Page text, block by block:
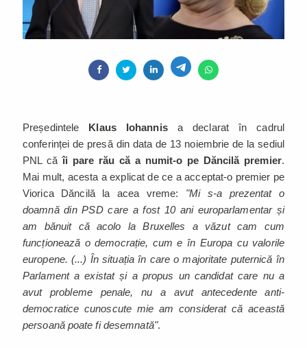
Președintele Klaus Iohannisa declarat în cadrul
conferinței de presă din data de 13 noiembrie de la sediul
PNL că îi pare rău că a numit-o pe Dăncilă premier.
Mai mult, acesta a explicat de ce a acceptat-o premier pe
Viorica Dăncilă la acea vreme: "Mi s-a prezentat o
doamnă din PSD care a fost 10 ani europarlamentar și
am bănuit că acolo la Bruxelles a văzut cam cum
funcționează o democrație, cum e în Europa cu valorile
europene. (...) În situația în care o majoritate puternică în
Parlament a existat și a propus un candidat care nu a
avut probleme penale, nu a avut antecedente anti-
democratice cunoscute mie am considerat că această
persoană poate fi desemnată".